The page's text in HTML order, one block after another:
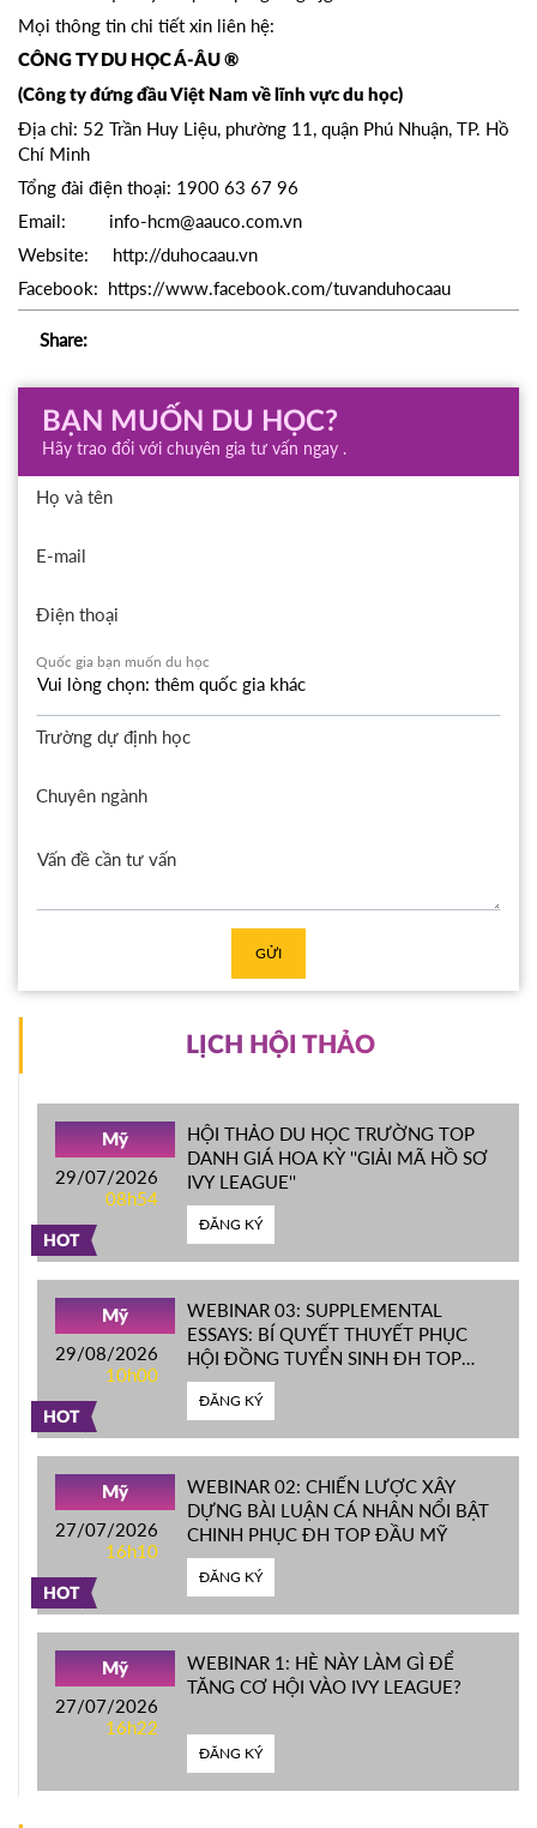
Mọi thông tin chi tiết xin liên hệ:
CÔNG TY DU HỌC Á-ÂU ®
(Công ty đứng đầu Việt Nam về lĩnh vực du học)
Địa chỉ: 52 Trần Huy Liệu, phường 11, quận Phú Nhuận, TP. Hồ
Chí Minh
Tổng đài điện thoại: 1900 63 67 96
Email: info-hcm@aauco.com.vn
Website: http://duhocaau.vn
Facebook: https://www.facebook.com/tuvanduhocaau
Share:
BẠN MUỐN DU HỌC?
Hãy trao đổi với chuyên gia tư vấn ngay .
Họ và tên
E-mail
Điện thoại
Quốc gia bạn muốn du học
Trường dự định học
Chuyên ngành
GỬI
LỊCH HỘI THẢO
HOT
Mỹ
29/07/2026
08h54
HỘI THẢO DU HỌC TRƯỜNG TOP
DANH GIÁ HOA KỲ ''GIẢI MÃ HỒ SƠ
IVY LEAGUE''
ĐĂNG KÝ
HOT
Mỹ
29/08/2026
10h00
WEBINAR 03: SUPPLEMENTAL
ESSAYS: BÍ QUYẾT THUYẾT PHỤC
HỘI ĐỒNG TUYỂN SINH ĐH TOP
ĐẦU MỸ
ĐĂNG KÝ
HOT
Mỹ
27/07/2026
16h10
WEBINAR 02: CHIẾN LƯỢC XÂY
DỰNG BÀI LUẬN CÁ NHÂN NỔI BẬT
CHINH PHỤC ĐH TOP ĐẦU MỸ
ĐĂNG KÝ
Mỹ
27/07/2026
16h22
WEBINAR 1: HÈ NÀY LÀM GÌ ĐỂ
TĂNG CƠ HỘI VÀO IVY LEAGUE?
ĐĂNG KÝ